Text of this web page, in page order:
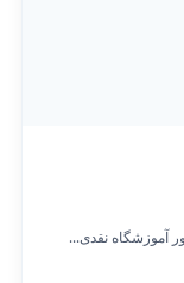
نقدی...